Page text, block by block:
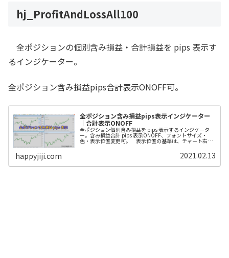
hj_ProfitAndLossAll100
全ポジションの個別含み損益・合計損益を pips 表示す
るインジケーター。
全ポジション含み損益pips合計表示ONOFF可。
全ポジション含み損益pips表示インジケーター
｜合計表示ONOFF
全ポジション個別含み損益を pips 表示するインジケータ
ー。含み損益合計 pips 表示ONOFF、フォントサイズ・
色・表示位置変更可。 表示位置の基準は、チャート右上
happyjiji.com 2021.02.13